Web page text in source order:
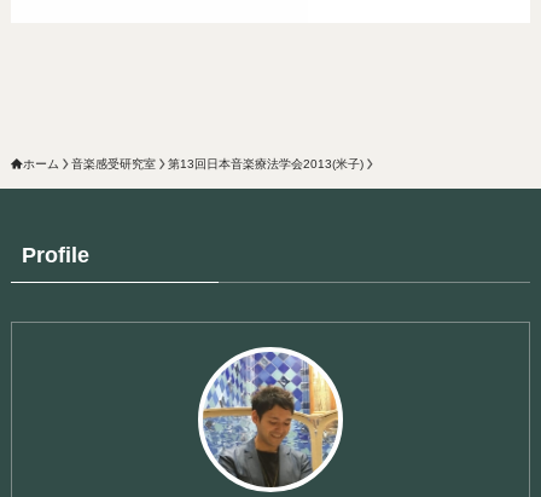
ホーム 音楽感受研究室 第13回日本音楽療法学会2013(米子)
Profile